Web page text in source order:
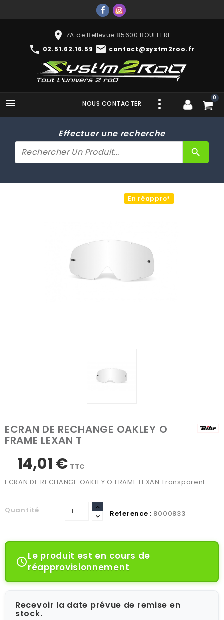
place ZA de Bellevue 85600 BOUFFERE
phone 02.51.62.16.59 mail contact@systm2roo.fr
 0
NOUS CONTACTER
Effectuer une recherche
search
En réappro*
ECRAN DE RECHANGE OAKLEY O
FRAME LEXAN T
14,01 € TTC
ECRAN DE RECHANGE OAKLEY O FRAME LEXAN Transparent
Quantité Reference : 8000833
Le produit est en cours de
réapprovisionnement
Recevoir la date prévue de remise en
stock.